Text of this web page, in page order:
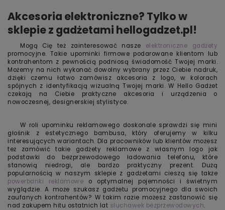
Akcesoria elektroniczne? Tylko w
sklepie z gadżetami hellogadzet.pl!
Mogą Cię też zainteresować nasze elektroniczne gadżety
promocyjne. Takie upominki firmowe podarowane klientom lub
kontrahentom z pewnością podniosą świadomość Twojej marki.
Możemy na nich wykonać dowolny wybrany przez Ciebie nadruk,
dzięki czemu łatwo zamówisz akcesoria z logo, w kolorach
spójnych z identyfikacją wizualną Twojej marki. W Hello Gadżet
czekają na Ciebie praktyczne akcesoria i urządzenia o
nowoczesnej, designerskiej stylistyce.
W roli upominku reklamowego doskonale sprawdzi się mini
głośnik z estetycznego bambusa, który oferujemy w kilku
interesujących wariantach. Dla pracowników lub klientów możesz
też zamówić takie gadżety reklamowe z własnym logo jak
podstawki do bezprzewodowego ładowania telefonu, które
stanowią niedrogi, ale bardzo praktyczny prezent. Dużą
popularnością w naszym sklepie z gadżetami cieszą się także
powerbanki reklamowe o optymalnej pojemności i świetnym
wyglądzie. A może szukasz gadżetu promocyjnego dla swoich
zaufanych kontrahentów? W takim razie możesz zastanowić się
nad zakupem hitu ostatnich lat słuchawek bezprzewodowych.